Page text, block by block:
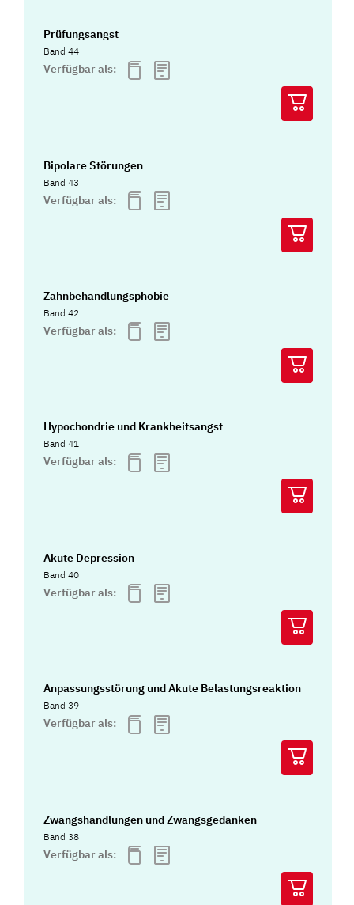
Prüfungsangst
Band 44
Verfügbar als:
Bipolare Störungen
Band 43
Verfügbar als:
Zahnbehandlungsphobie
Band 42
Verfügbar als:
Hypochondrie und Krankheitsangst
Band 41
Verfügbar als:
Akute Depression
Band 40
Verfügbar als:
Anpassungsstörung und Akute Belastungsreaktion
Band 39
Verfügbar als:
Zwangshandlungen und Zwangsgedanken
Band 38
Verfügbar als: